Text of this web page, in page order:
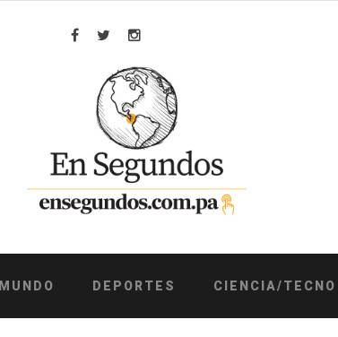
Facebook
TwitterInstagram
MUNDO DEPORTES CIENCIA/TECNO